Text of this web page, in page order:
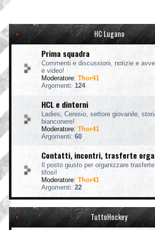
HC Lugano
Prima squadra
Commenti e discussioni, notizie e
e video!
Moderatore: Thor41
Argomenti: 124
HCL e dintorni
Ladies, Ceresio, settore giovanile,
bianconere!
Moderatore: Thor41
Argomenti: 60
Contatti, incontri, trasferte
Il posto giusto per organizzare
tifosi!
Moderatore: Thor41
Argomenti: 22
TuttoHockey